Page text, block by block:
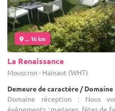
... 16 km
La Renaissance
Mouscron - Hainaut (WHT)
Demeure de caractère / Domaine
Domaine réception : Nous
événements : mariages, fêtes de